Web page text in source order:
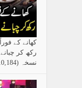
کھانے کے
رکھ کر
نسخہ
(10,184)